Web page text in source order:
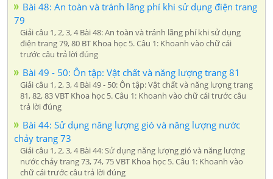
Bài 48: An toàn và tránh lãng phí khi sử dụng điện trang
79
Giải câu 1, 2, 3, 4 Bài 48: An toàn và tránh lãng phí khi sử dụng
điện trang 79, 80 BT Khoa học 5. Câu 1: Khoanh vào chữ cái
trước câu trả lời đúng
Bài 49 - 50: Ôn tập: Vật chất và năng lượng trang 81
Giải câu 1, 2, 3, 4 Bài 49 - 50: Ôn tập: Vật chất và năng lượng trang
81, 82, 83 VBT Khoa học 5. Câu 1: Khoanh vào chữ cái trước câu
trả lời đúng
Bài 44: Sử dụng năng lượng gió và năng lượng nước
chảy trang 73
Giải câu 1, 2, 3, 4 Bài 44: Sử dụng năng lượng gió và năng lượng
nước chảy trang 73, 74, 75 VBT Khoa học 5. Câu 1: Khoanh vào
chữ cái trước câu trả lời đúng